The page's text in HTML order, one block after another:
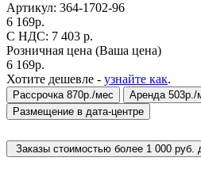
Артикул: 364-1702-96
6 169р.
C НДС: 7 403 р.
Розничная цена (Ваша цена)
6 169р.
Хотите дешевле - узнайте как.
Рассрочка 870р./мес
Аренда 503р./
Размещение в дата-центре
Заказы стоимостью более 1 000 руб.